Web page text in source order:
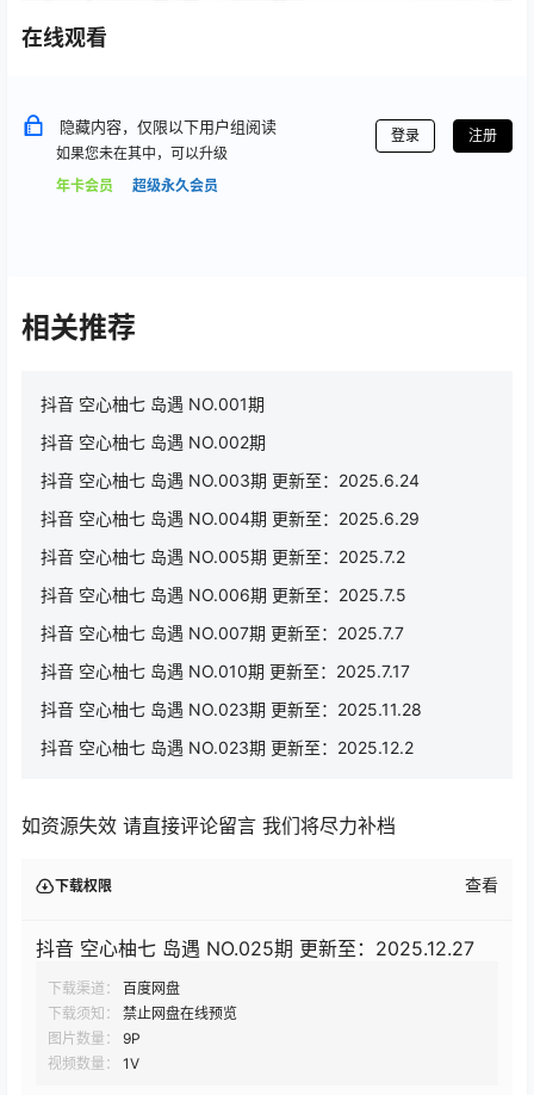
在线观看
隐藏内容，仅限以下用户组阅读
如果您未在其中，可以升级
年卡会员
超级永久会员
登录 注册
相关推荐
抖音 空心柚七 岛遇 NO.001期
抖音 空心柚七 岛遇 NO.002期
抖音 空心柚七 岛遇 NO.003期 更新至：2025.6.24
抖音 空心柚七 岛遇 NO.004期 更新至：2025.6.29
抖音 空心柚七 岛遇 NO.005期 更新至：2025.7.2
抖音 空心柚七 岛遇 NO.006期 更新至：2025.7.5
抖音 空心柚七 岛遇 NO.007期 更新至：2025.7.7
抖音 空心柚七 岛遇 NO.010期 更新至：2025.7.17
抖音 空心柚七 岛遇 NO.023期 更新至：2025.11.28
抖音 空心柚七 岛遇 NO.023期 更新至：2025.12.2
如资源失效 请直接评论留言 我们将尽力补档
下载权限 查看
抖音 空心柚七 岛遇 NO.025期 更新至：2025.12.27
下载渠道：
百度网盘
下载须知：
禁止网盘在线预览
图片数量：
9P
视频数量：
1V